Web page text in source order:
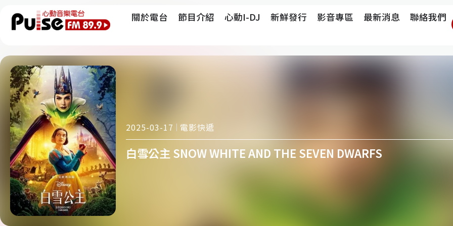
關於電台 節目介紹 心動i-DJ 新鮮發行 影音專區 最新消息 聯絡我們
2025-03-17 電影快遞
白雪公主 SNOW WHITE AND THE SEVEN DWARFS